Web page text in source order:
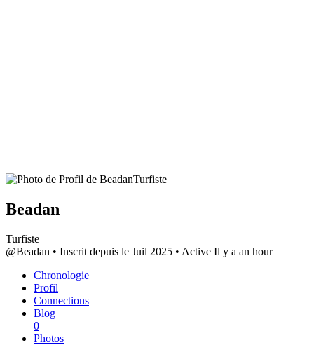
Turfiste
Beadan
Turfiste
@Beadan • Inscrit depuis le Juil 2025 • Active Il y a an hour
Chronologie
Profil
Connections
Blog
0
Photos